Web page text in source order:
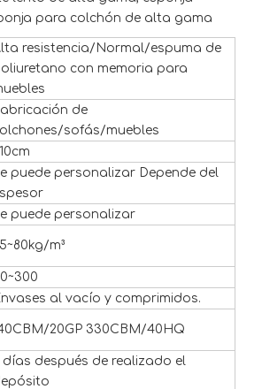
para colchón de alta gama
resistencia/Normal/espuma de
con memoria para
de
sofás/muebles
puede personalizar Depende del
puede personalizar
m³
al vacío y comprimidos.
20GP 330CBM/40HQ
días después de realizado el